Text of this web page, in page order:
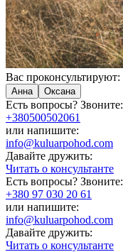
Вас проконсультируют:
Анна Оксана
Есть вопросы? Звоните:
+380500502061
или напишите:
info@kuluarpohod.com
Давайте дружить:
Читать о консультанте
Есть вопросы? Звоните:
+380 97 030 20 61
или напишите:
info@kuluarpohod.com
Давайте дружить:
Читать о консультанте